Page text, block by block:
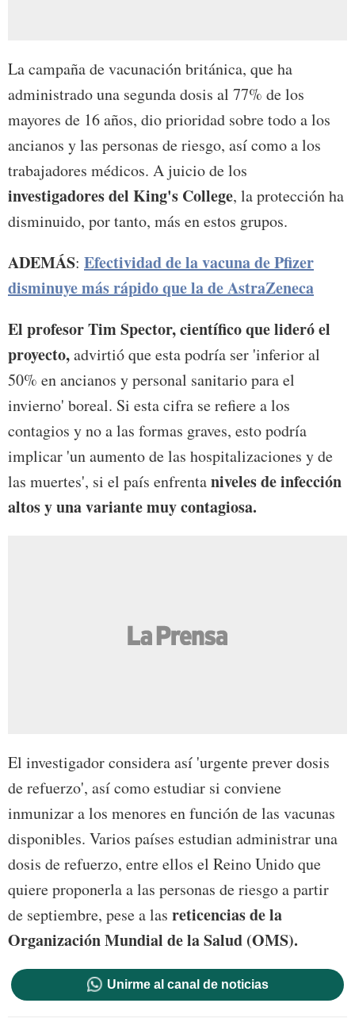
La campaña de vacunación británica, que ha
administrado una segunda dosis al 77% de los
mayores de 16 años, dio prioridad sobre todo a los
ancianos y las personas de riesgo, así como a los
trabajadores médicos. A juicio de los
investigadores del King's College, la protección ha
disminuido, por tanto, más en estos grupos.
ADEMÁS: Efectividad de la vacuna de Pfizer
disminuye más rápido que la de AstraZeneca
El profesor Tim Spector, científico que lideró el
proyecto,advirtió que esta podría ser 'inferior al
50% en ancianos y personal sanitario para el
invierno' boreal. Si esta cifra se refiere a los
contagios y no a las formas graves, esto podría
implicar 'un aumento de las hospitalizaciones y de
las muertes', si el país enfrentaniveles de infección
altos y una variante muy contagiosa.
El investigador considera así 'urgente prever dosis
de refuerzo', así como estudiar si conviene
inmunizar a los menores en función de las vacunas
disponibles. Varios países estudian administrar una
dosis de refuerzo, entre ellos el Reino Unido que
quiere proponerla a las personas de riesgo a partir
de septiembre, pese a las reticencias de la
Organización Mundial de la Salud (OMS).
Unirme al canal de noticias